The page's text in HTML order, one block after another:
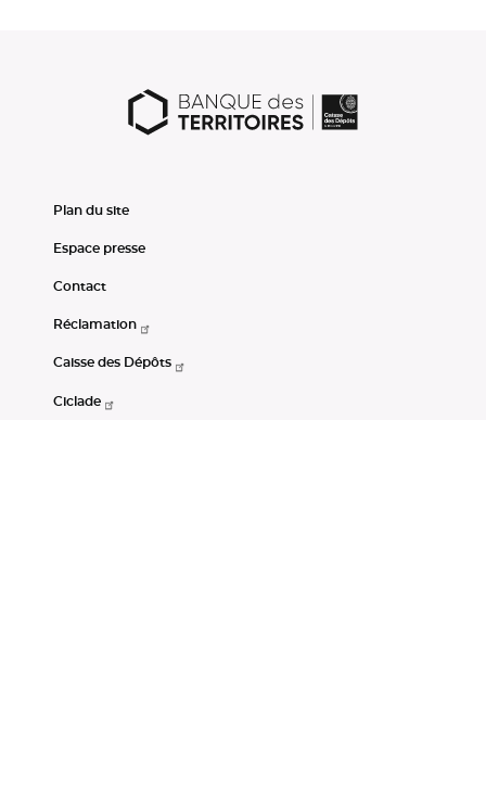
Plan du site
Espace presse
Contact
Réclamation
Caisse des Dépôts
Ciclade